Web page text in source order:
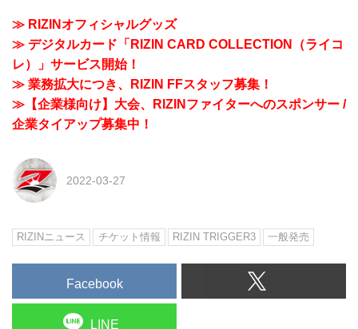
≫ RIZINオフィシャルグッズ
≫ デジタルカード「RIZIN CARD COLLECTION（ライコ
レ）」サービス開始！
≫ 業務拡大につき、RIZIN FFスタッフ募集！
≫【企業様向け】大会、RIZINファイターへのスポンサー /
企業タイアップ募集中！
2022-03-27
RIZINニュース チケット情報 RIZIN TRIGGER3 一般発売
Facebook
LINE